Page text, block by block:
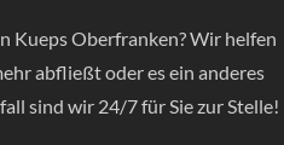
Kueps Oberfranken? Wir helfen
abfließt oder es ein anderes
sind wir 24/7 für Sie zur Stelle!